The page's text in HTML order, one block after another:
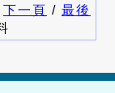
下一頁 / 最後